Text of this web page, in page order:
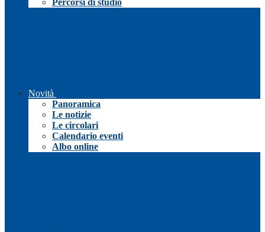
Percorsi di studio
Novità
Panoramica
Le notizie
Le circolari
Calendario eventi
Albo online